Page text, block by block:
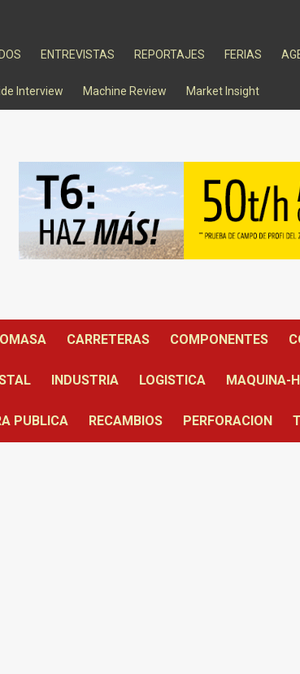
ENTREVISTAS REPORTAJES FERIAS
Interview Machine Review Market Insight
CARRETERAS COMPONENTES
INDUSTRIA LOGISTICA MAQUINA-
PUBLICA RECAMBIOS PERFORACION